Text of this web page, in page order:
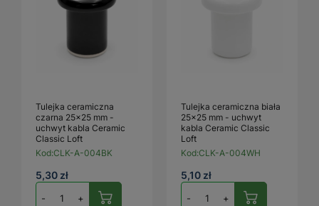
Tulejka ceramiczna
czarna 25×25 mm -
uchwyt kabla Ceramic
Classic Loft
Kod:CLK-A-004BK
5,30 zł
- +
Tulejka ceramiczna biała
25×25 mm - uchwyt
kabla Ceramic Classic
Loft
Kod:CLK-A-004WH
5,10 zł
- +